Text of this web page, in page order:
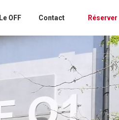
Le OFF Contact